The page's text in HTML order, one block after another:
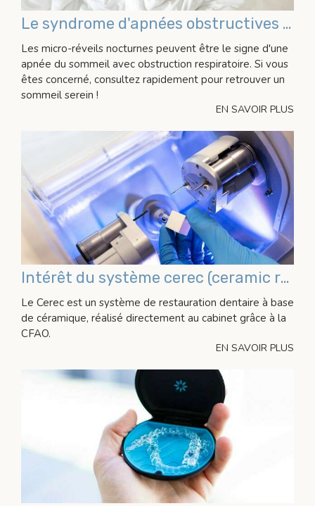
Le syndrome d'apnées obstructives du sommeil (saos)
Les micro-réveils nocturnes peuvent être le signe d'une
apnée du sommeil avec obstruction respiratoire. Si vous
êtes concerné, consultez rapidement pour retrouver un
sommeil serein !
EN SAVOIR PLUS
Intérêt du système cerec (ceramic reconstruction)
Le Cerec est un système de restauration dentaire à base
de céramique, réalisé directement au cabinet grâce à la
CFAO.
EN SAVOIR PLUS